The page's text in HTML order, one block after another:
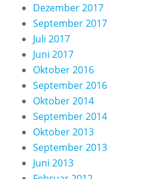
Dezember 2017
September 2017
Juli 2017
Juni 2017
Oktober 2016
September 2016
Oktober 2014
September 2014
Oktober 2013
September 2013
Juni 2013